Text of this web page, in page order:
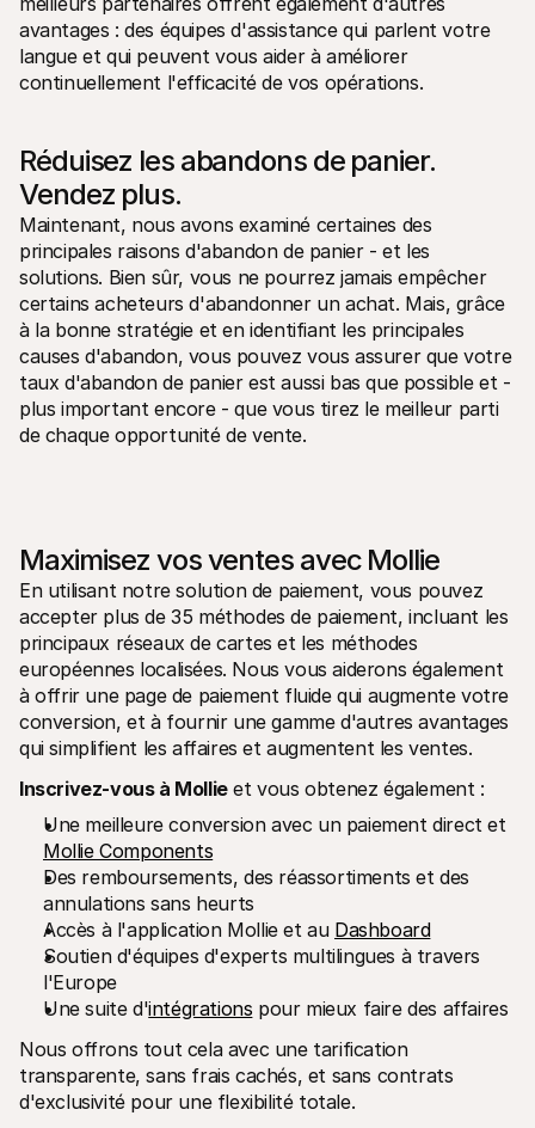
avantages : des équipes d'assistance qui parlent votre
langue et qui peuvent vous aider à améliorer
continuellement l'efficacité de vos opérations.
Réduisez les abandons de panier.
Vendez plus.
Maintenant, nous avons examiné certaines des
principales raisons d'abandon de panier - et les
solutions. Bien sûr, vous ne pourrez jamais empêcher
certains acheteurs d'abandonner un achat. Mais, grâce
à la bonne stratégie et en identifiant les principales
causes d'abandon, vous pouvez vous assurer que votre
taux d'abandon de panier est aussi bas que possible et -
plus important encore - que vous tirez le meilleur parti
de chaque opportunité de vente.
Maximisez vos ventes avec Mollie
En utilisant notre solution de paiement, vous pouvez
accepter plus de 35 méthodes de paiement, incluant les
principaux réseaux de cartes et les méthodes
européennes localisées. Nous vous aiderons également
à offrir une page de paiement fluide qui augmente votre
conversion, et à fournir une gamme d'autres avantages
qui simplifient les affaires et augmentent les ventes.
Inscrivez-vous à Mollie et vous obtenez également :
Mollie Components
Des remboursements, des réassortiments et des
annulations sans heurts
Accès à l'application Mollie et au Dashboard
Soutien d'équipes d'experts multilingues à travers
l'Europe
Une suite d'intégrations pour mieux faire des affaires
Nous offrons tout cela avec une tarification
transparente, sans frais cachés, et sans contrats
d'exclusivité pour une flexibilité totale.